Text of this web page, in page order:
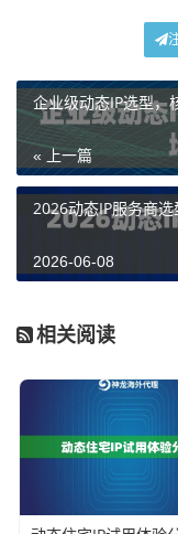
或长效ISP代理）
主流Java动
Java中实现动态
生接口的代理和基
们各有特点，适用
基于JDK的动态代
代理的对象必须实
（代理类）。当您
发到一个统一的处
里，您可以插入
求前，将请求路由
种方式的优势是
接口。
企业级动态IP选型，
« 上一篇
2026动态IP服务商
2026-06-08
相关阅读